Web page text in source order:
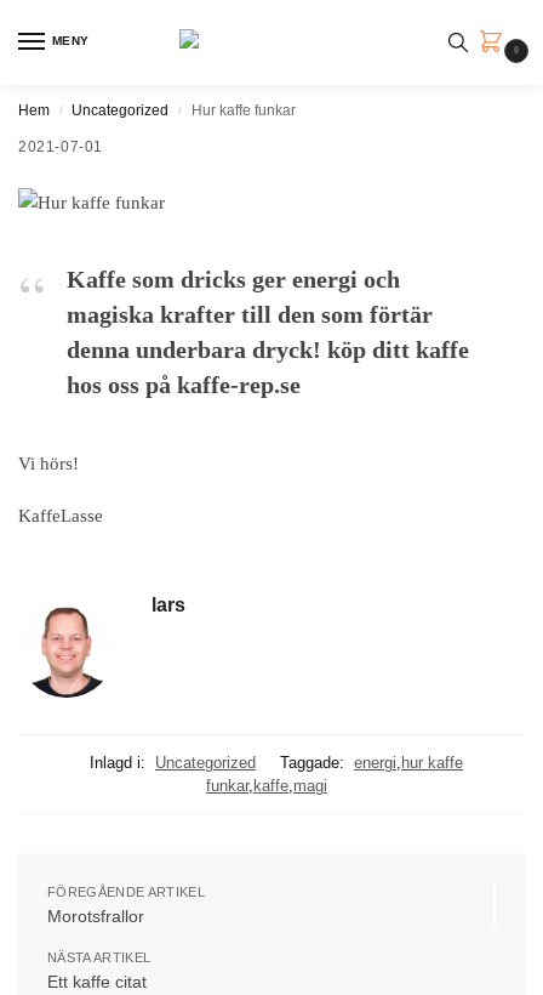
MENY
0
Hem / Uncategorized / Hur kaffe funkar
2021-07-01
Kaffe som dricks ger energi och
magiska krafter till den som förtär
denna underbara dryck! köp ditt kaffe
hos oss på kaffe-rep.se
Vi hörs!
KaffeLasse
lars
Inlagd i: Uncategorized Taggade: energi hur kaffe
funkar, kaffe magi
FÖREGÅENDE ARTIKEL
Morotsfrallor
NÄSTA ARTIKEL
Ett kaffe citat